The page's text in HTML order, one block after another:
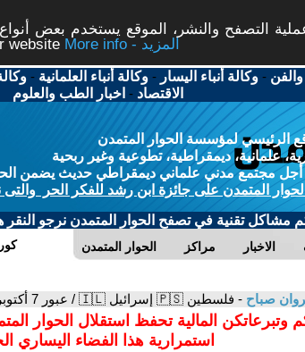
التصفح والنشر، الموقع يستخدم بعض
website
More info - المزيد
والفن -وكالة أنباء اليسار -وكالة أنباء العلمانية -
الاقتصاد - اخبار الطب والعلوم
الرئيسي لمؤسسة الحوار المتمدن
علمانية، ديمقراطية، تطوعية وغير ربحية
مجتمع مدني علماني ديمقراطي حديث يضمن
المتمدن على جائزة ابن رشد للفكر الحر والتى
مشاكل تقنية في تصفح الحوار المتمدن نرجو النقر
الحوار المتمدن مراكز الاخبار
صباح - فلسطين 🇵🇸 إسرائيل 🇮🇱 / عبور 7 أكتوبر
وتبرعاتكن المالية تحفظ استقلال الحوار
استمرارية هذا الفضاء اليساري